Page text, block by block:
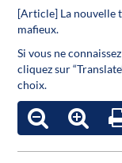
[Article] La nouvelle
mafieux.
Si vous ne
cliquez sur
choix.